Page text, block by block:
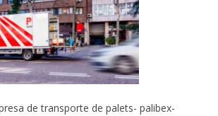
de transporte de palets- palibex-